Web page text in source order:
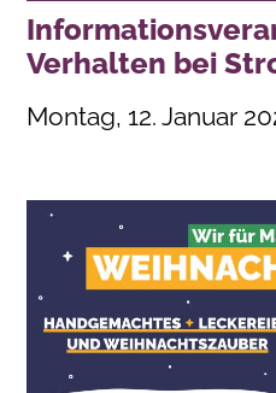
Verhalten bei
Montag, 12. Januar